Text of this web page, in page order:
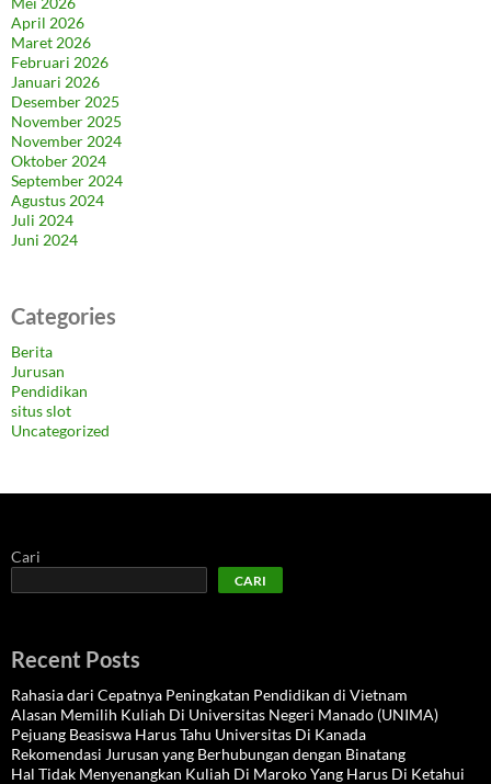
April 2026
Maret 2026
Februari 2026
Januari 2026
Desember 2025
November 2025
November 2024
Oktober 2024
September 2024
Agustus 2024
Juli 2024
Juni 2024
Categories
Berita
Jurusan
Pendidikan
situs slot
Uncategorized
Cari
CARI
Recent Posts
Rahasia dari Cepatnya Peningkatan Pendidikan di Vietnam
Alasan Memilih Kuliah Di Universitas Negeri Manado (UNIMA)
Pejuang Beasiswa Harus Tahu Universitas Di Kanada
Rekomendasi Jurusan yang Berhubungan dengan Binatang
Hal Tidak Menyenangkan Kuliah Di Maroko Yang Harus Di Ketahui